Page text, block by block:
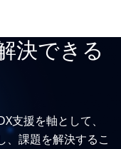
決できる
支援を軸として、
、課題を解決するこ